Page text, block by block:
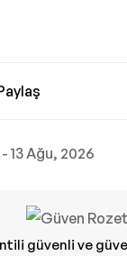
13 Ağu, 2026
güvenli ve